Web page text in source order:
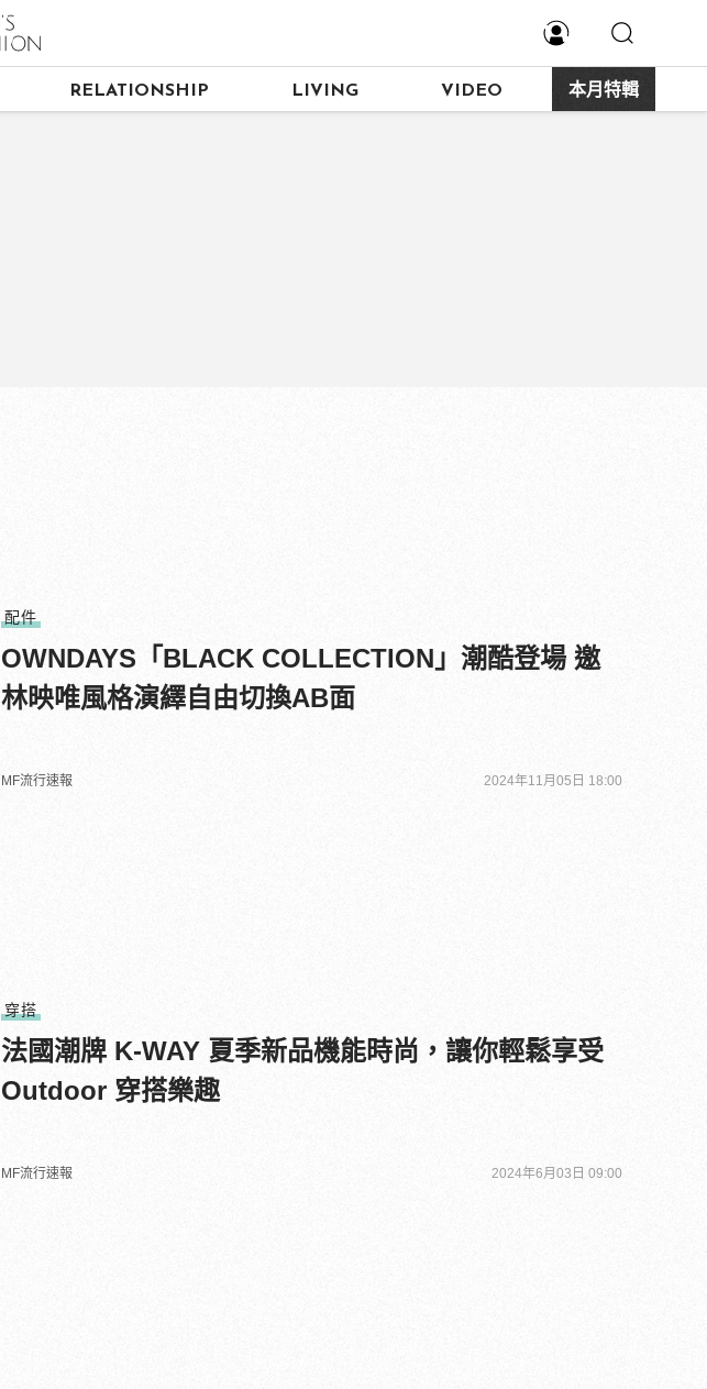
RELATIONSHIP LIVING VIDEO 本月特輯
配件
OWNDAYS「BLACK COLLECTION」潮酷登場 邀
林映唯風格演繹自由切換AB面
MF流行速報 2024年11月05日 18:00
穿搭
法國潮牌 K-WAY 夏季新品機能時尚，讓你輕鬆享受
Outdoor 穿搭樂趣
MF流行速報 2024年6月03日 09:00